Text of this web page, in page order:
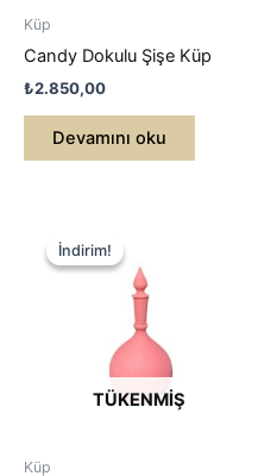
Küp
Candy Dokulu Şişe Küp
₺2.850,00
Devamını oku
İndirim!
TÜKENMIŞ
İndirim!
Küp